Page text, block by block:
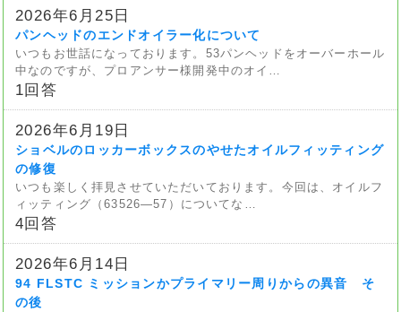
2026年6月25日
パンヘッドのエンドオイラー化について
いつもお世話になっております。53パンヘッドをオーバーホール
中なのですが、プロアンサー様開発中のオイ…
1回答
2026年6月19日
ショベルのロッカーボックスのやせたオイルフィッティング
の修復
いつも楽しく拝見させていただいております。今回は、オイルフ
ィッティング（63526—57）についてな…
4回答
2026年6月14日
94 FLSTC ミッションかプライマリー周りからの異音 そ
の後